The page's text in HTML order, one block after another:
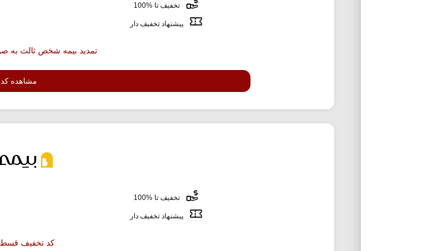
تخفیف تا %100
پیشنهاد تخفیف دار
تمدید بیمه شخص ثالث به
مشاهده
تخفیف تا %100
پیشنهاد تخفیف دار
کد تخفیف قسطی